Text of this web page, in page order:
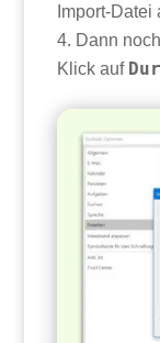
Import-
Dann
Klick auf